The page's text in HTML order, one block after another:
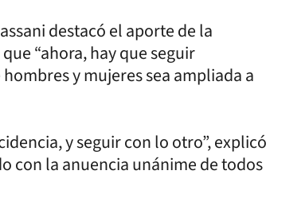
destacó el aporte de la
“ahora, hay que seguir
y mujeres sea ampliada a
y seguir con lo otro”, explicó
con la anuencia unánime de todos